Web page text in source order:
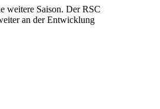
weitere Saison. Der RSC
an der Entwicklung